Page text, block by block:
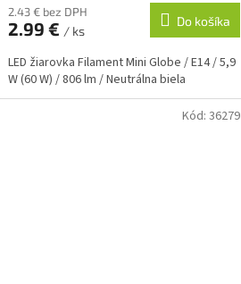
2.43 € bez DPH
2.99 € / ks
Do košíka
LED žiarovka Filament Mini Globe / E14 / 5,9
W (60 W) / 806 lm / Neutrálna biela
Kód: 36279